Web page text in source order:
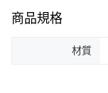
商品規格
材質